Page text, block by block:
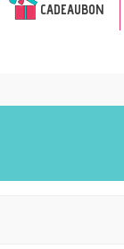
CADEAUBON